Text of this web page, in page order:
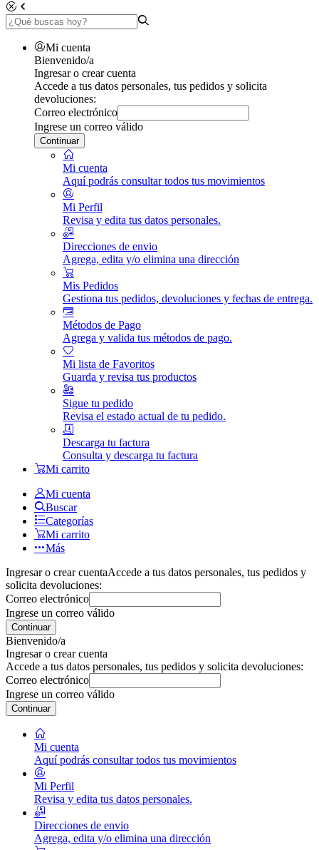
Mi cuenta
Bienvenido/a
Ingresar o crear cuenta
Accede a tus datos personales, tus pedidos y solicita
devoluciones:
Correo electrónico
Ingrese un correo válido
Continuar
Mi cuenta
Aquí podrás consultar todos tus movimientos
Mi Perfil
Revisa y edita tus datos personales.
Direcciones de envio
Agrega, edita y/o elimina una dirección
Mis Pedidos
Gestiona tus pedidos, devoluciones y fechas de entrega.
Métodos de Pago
Agrega y valida tus métodos de pago.
Mi lista de Favoritos
Guarda y revisa tus productos
Sigue tu pedido
Revisa el estado actual de tu pedido.
Descarga tu factura
Consulta y descarga tu factura
Mi carrito
Mi cuenta
Buscar
Categorías
Mi carrito
Más
Ingresar o crear cuentaAccede a tus datos personales, tus pedidos y
solicita devoluciones:
Correo electrónico
Ingrese un correo válido
Continuar
Bienvenido/a
Ingresar o crear cuenta
Accede a tus datos personales, tus pedidos y solicita devoluciones:
Correo electrónico
Ingrese un correo válido
Continuar
Mi cuenta
Aquí podrás consultar todos tus movimientos
Mi Perfil
Revisa y edita tus datos personales.
Direcciones de envio
Agrega, edita y/o elimina una dirección